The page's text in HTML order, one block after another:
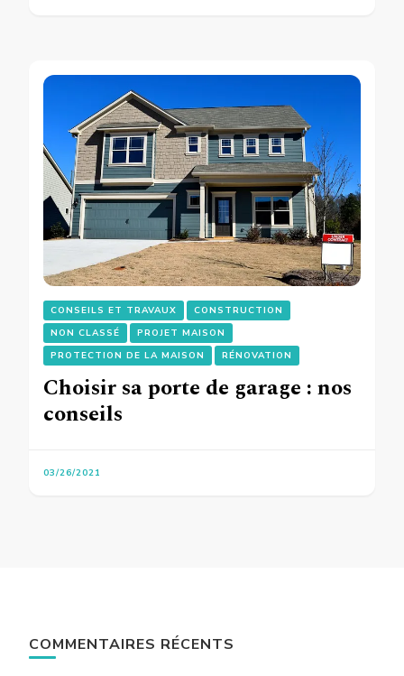
CONSEILS ET TRAVAUX
CONSTRUCTION
NON CLASSÉ
PROJET MAISON
PROTECTION DE LA MAISON
RÉNOVATION
Choisir sa porte de garage : nos
conseils
03/26/2021
COMMENTAIRES RÉCENTS